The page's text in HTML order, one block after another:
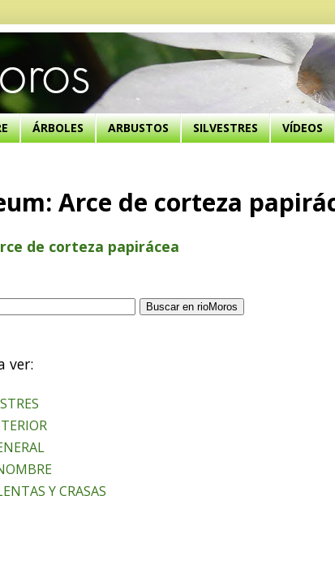
ÁRBOLES ARBUSTOS SILVESTRES VÍDEOS
Arce de corteza
de corteza papirácea
ver:
Y CRASAS